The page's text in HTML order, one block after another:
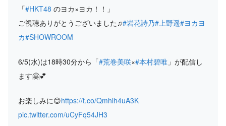
「#HKT48 のヨカ×ヨカ！！」
ご視聴ありがとうございました♫#岩花詩乃#上野遥#ヨカヨ
カ#SHOWROOM
6/5(水)は18時30分から「#荒巻美咲×#本村碧唯 」が配信し
ます🤗💕
お楽しみに😊https://t.co/Qmhlh4uA3K
pic.twitter.com/uCyFq54JH3